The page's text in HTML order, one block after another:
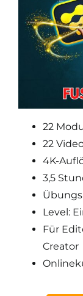
22
22
4K-
3,5
Level:
Für
Creator